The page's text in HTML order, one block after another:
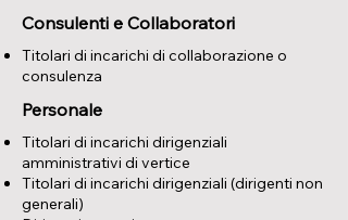
Consulenti e Collaboratori
Titolari di incarichi di collaborazione o
consulenza
Personale
Titolari di incarichi dirigenziali
amministrativi di vertice
Titolari di incarichi dirigenziali (dirigenti non
generali)